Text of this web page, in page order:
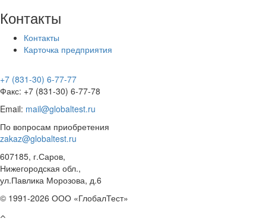
Контакты
Контакты
Карточка предприятия
+7 (831-30) 6-77-77
Факс: +7 (831-30) 6-77-78
Email: mail@globaltest.ru
По вопросам приобретения
zakaz@globaltest.ru
607185, г.Саров,
Нижегородская обл.,
ул.Павлика Морозова, д.6
© 1991-2026 ООО «ГлобалТест»